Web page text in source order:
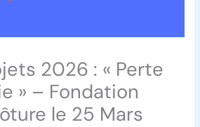
2026 : « Perte
» – Fondation
le 25 Mars